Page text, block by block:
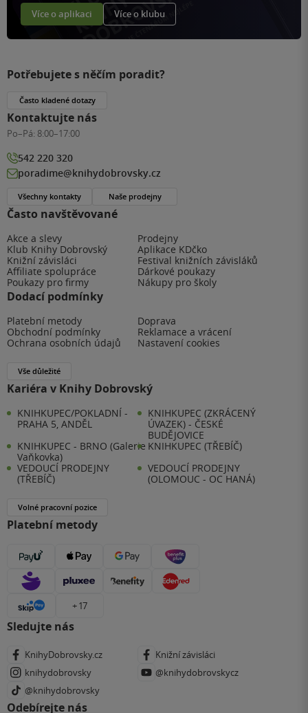
Více o aplikaci Více o klubu
Často navštěvované
Akce a slevy
Prodejny
Klub Knihy Dobrovský
Aplikace KDčko
Knižní závisláci
Festival knižních závisláků
Affiliate spolupráce
Dárkové poukazy
Poukazy pro firmy
Nákupy pro školy
Dodací podmínky
Platební metody
Doprava
Obchodní podmínky
Reklamace a vrácení
Ochrana osobních údajů
Nastavení cookies
Vše důležité
Kariéra v Knihy Dobrovský
KNIHKUPEC/POKLADNÍ -
PRAHA 5, ANDĚL
KNIHKUPEC (ZKRÁCENÝ
ÚVAZEK) - ČESKÉ
BUDĚJOVICE
KNIHKUPEC - BRNO (Galerie
Vaňkovka)
KNIHKUPEC (TŘEBÍČ)
VEDOUCÍ PRODEJNY
(TŘEBÍČ)
VEDOUCÍ PRODEJNY
(OLOMOUC - OC HANÁ)
Volné pracovní pozice
Platební metody
+ 17
Sledujte nás
KnihyDobrovsky.cz
Knižní závisláci
knihydobrovsky
@knihydobrovskycz
@knihydobrovsky
Odebírejte nás
Potřebujete s něčím poradit?
Často kladené dotazy
Kontaktujte nás
Po–Pá: 8:00–17:00
542 220 320
poradime@knihydobrovsky.cz
Všechny kontakty Naše prodejny